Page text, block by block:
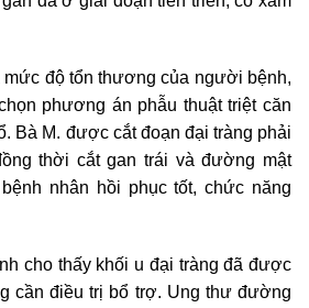
mức độ tổn thương của người bệnh,
phương án phẫu thuật triệt căn
Bà M. được cắt đoạn đại tràng phải
thời cắt gan trái và đường mật
nhân hồi phục tốt, chức năng
cho thấy khối u đại tràng đã được
cần điều trị bổ trợ. Ung thư đường